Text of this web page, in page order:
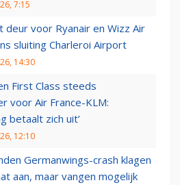
7:15
deur voor Ryanair en Wizz Air
sluiting Charleroi Airport
14:30
First Class steeds
voor Air France-KLM:
betaalt zich uit’
12:10
Germanwings-crash klagen
aan, maar vangen mogelijk